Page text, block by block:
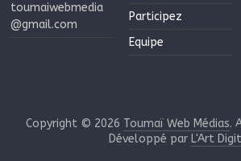
toumaiwebmedia
@gmail.com
Participez
Equipe
Copyright © 2026 Toumaï Web Médias.
Développé par L'Art